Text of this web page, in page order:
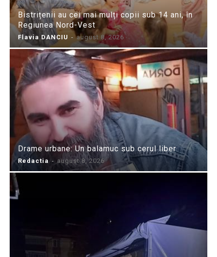
Bistrițenii au cei mai mulți copii sub 14 ani, în
Regiunea Nord-Vest
Flavia DANCIU - august 8, 2026
Drame urbane: Un balamuc sub cerul liber
Redactia - august 8, 2026